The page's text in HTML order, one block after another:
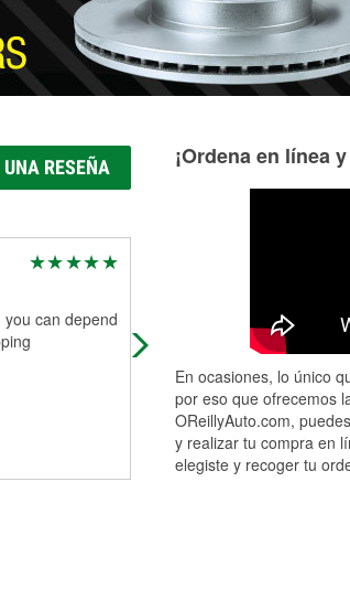
UNA RESEÑA
can depend
I get a fair amount of my
from them, they sometimes
¡Ordena en línea
En ocasiones, lo único
por eso que ofrecemos
OReillyAuto.com,
y realizar tu compra en
elegiste y recoger tu